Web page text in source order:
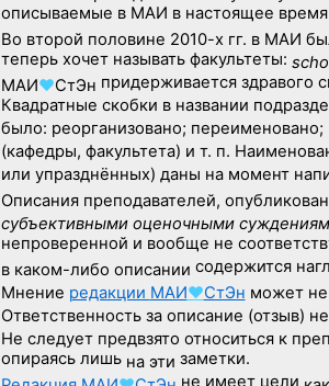
описываемые в МАИ в настоящее
Во второй половине 2010-х гг. в МАИ
теперь хочет называть факультеты:
МАИ♥СтЭн придерживается здравого
Квадратные скобки в названии
было: реорганизовано;
(кафедры, факультета) и т. п.
или упразднённых) даны на момент
Описания преподавателей,
субъективными оценочными
непроверенной и вообще не
в каком-либо описании содержится
Мнение редакции МАИ♥СтЭн может не
Ответственность за описание (отзыв)
Не следуетпредвзято относиться к
опираясь лишь на эти заметки.